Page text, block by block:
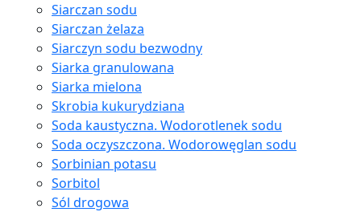
Siarczan sodu
Siarczan żelaza
Siarczyn sodu bezwodny
Siarka granulowana
Siarka mielona
Skrobia kukurydziana
Soda kaustyczna. Wodorotlenek sodu
Soda oczyszczona. Wodorowęglan sodu
Sorbinian potasu
Sorbitol
Sól drogowa